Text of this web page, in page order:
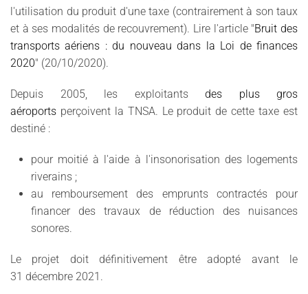
l'utilisation du produit d'une taxe (contrairement à son taux
et à ses modalités de recouvrement). Lire l'article "Bruit des
transports aériens : du nouveau dans la Loi de finances
2020" (20/10/2020).
Depuis 2005, les exploitants des plus gros
aéroports perçoivent la TNSA. Le produit de cette taxe est
destiné :
pour moitié à l'aide à l'insonorisation des logements
riverains ;
au remboursement des emprunts contractés pour
financer des travaux de réduction des nuisances
sonores.
Le projet doit définitivement être adopté avant le
31 décembre 2021.